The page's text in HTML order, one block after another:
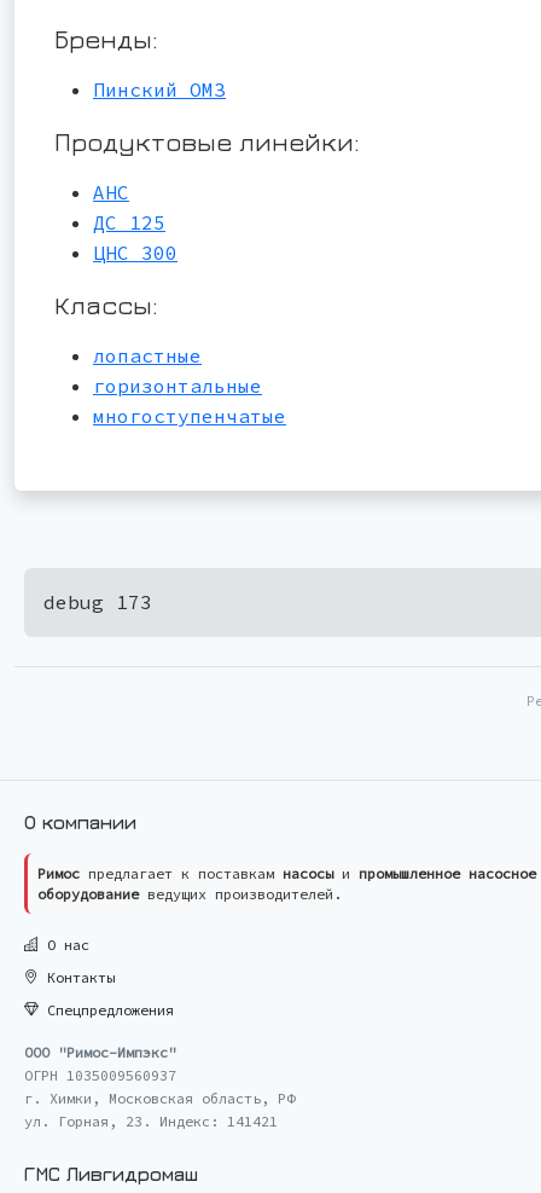
Бренды:
Пинский ОМЗ
Продуктовые линейки:
АНС
ДС 125
ЦНС 300
Классы:
лопастные
горизонтальные
многоступенчатые
debug 173
О компании
Римос предлагает к поставкам насосыи промышленное насосное
оборудованиеведущих производителей.
О нас
Контакты
Спецпредложения
ООО "Римос-Импэкс"
ОГРН 1035009560937
г. Химки, Московская область, РФ
ул. Горная, 23. Индекс: 141421
ГМС Ливгидромаш